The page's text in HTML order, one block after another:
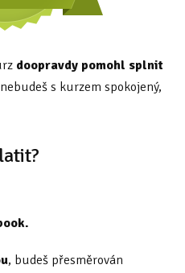
doopravdy pomohl splnit
s kurzem spokojený,
, budeš přesměrován